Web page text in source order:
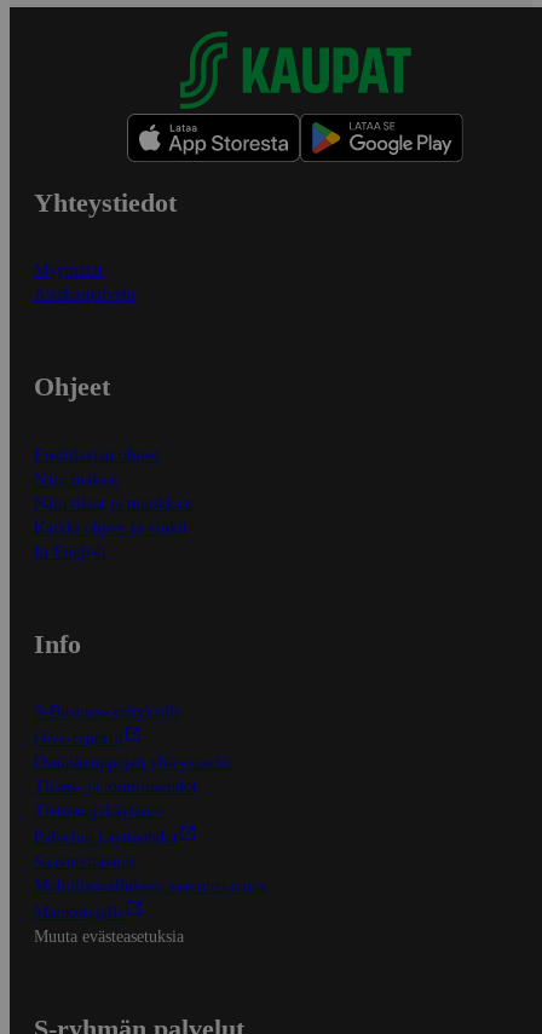
Yhteystiedot
Myymälät
Asiakaspalvelu
Ohjeet
Ensitilaajan ohjeet
Näin maksat
Näin tilaat ja muokkaat
Kaikki ohjeet ja vinkit
In English
Info
S-Business yrityksille
Oiva-raportit
Osuuskauppojen yhteystiedot
Tilaus- ja toimitusehdot
Tietosuojakäytäntö
Palvelun käyttöehdot
Saavutettavuus
Mobiilisovelluksen saavutettavuus
Mainostajalle
Muuta evästeasetuksia